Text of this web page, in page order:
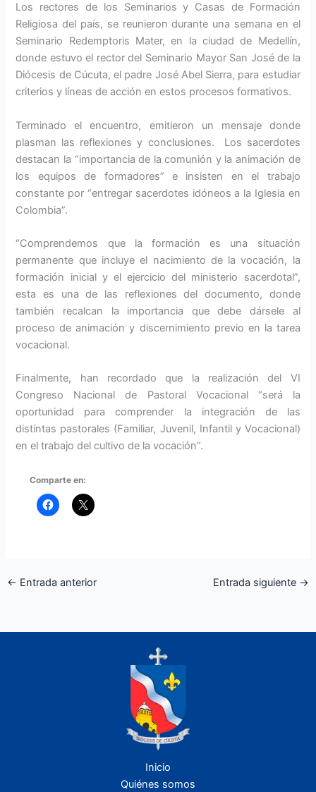
Los rectores de los Seminarios y Casas de Formación
Religiosa del país, se reunieron durante una semana en el
Seminario Redemptoris Mater, en la ciudad de Medellín,
donde estuvo el rector del Seminario Mayor San José de la
Diócesis de Cúcuta, el padre José Abel Sierra, para estudiar
criterios y líneas de acción en estos procesos formativos.
Terminado el encuentro, emitieron un mensaje donde
plasman las reflexiones y conclusiones. Los sacerdotes
destacan la “importancia de la comunión y la animación de
los equipos de formadores” e insisten en el trabajo
constante por “entregar sacerdotes idóneos a la Iglesia en
Colombia”.
“Comprendemos que la formación es una situación
permanente que incluye el nacimiento de la vocación, la
formación inicial y el ejercicio del ministerio sacerdotal”,
esta es una de las reflexiones del documento, donde
también recalcan la importancia que debe dársele al
proceso de animación y discernimiento previo en la tarea
vocacional.
Finalmente, han recordado que la realización del VI
Congreso Nacional de Pastoral Vocacional “será la
oportunidad para comprender la integración de las
distintas pastorales (Familiar, Juvenil, Infantil y Vocacional)
en el trabajo del cultivo de la vocación”.
Comparte en:
← Entrada anterior Entrada siguiente →
Inicio
Quiénes somos